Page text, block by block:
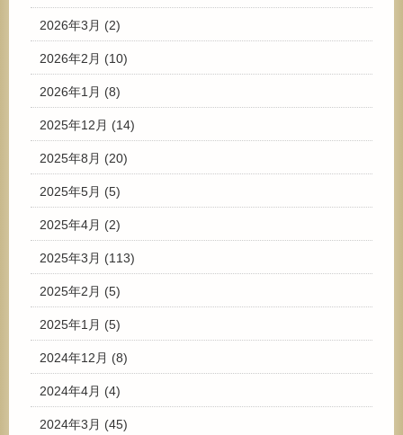
2026年3月 (2)
2026年2月 (10)
2026年1月 (8)
2025年12月 (14)
2025年8月 (20)
2025年5月 (5)
2025年4月 (2)
2025年3月 (113)
2025年2月 (5)
2025年1月 (5)
2024年12月 (8)
2024年4月 (4)
2024年3月 (45)